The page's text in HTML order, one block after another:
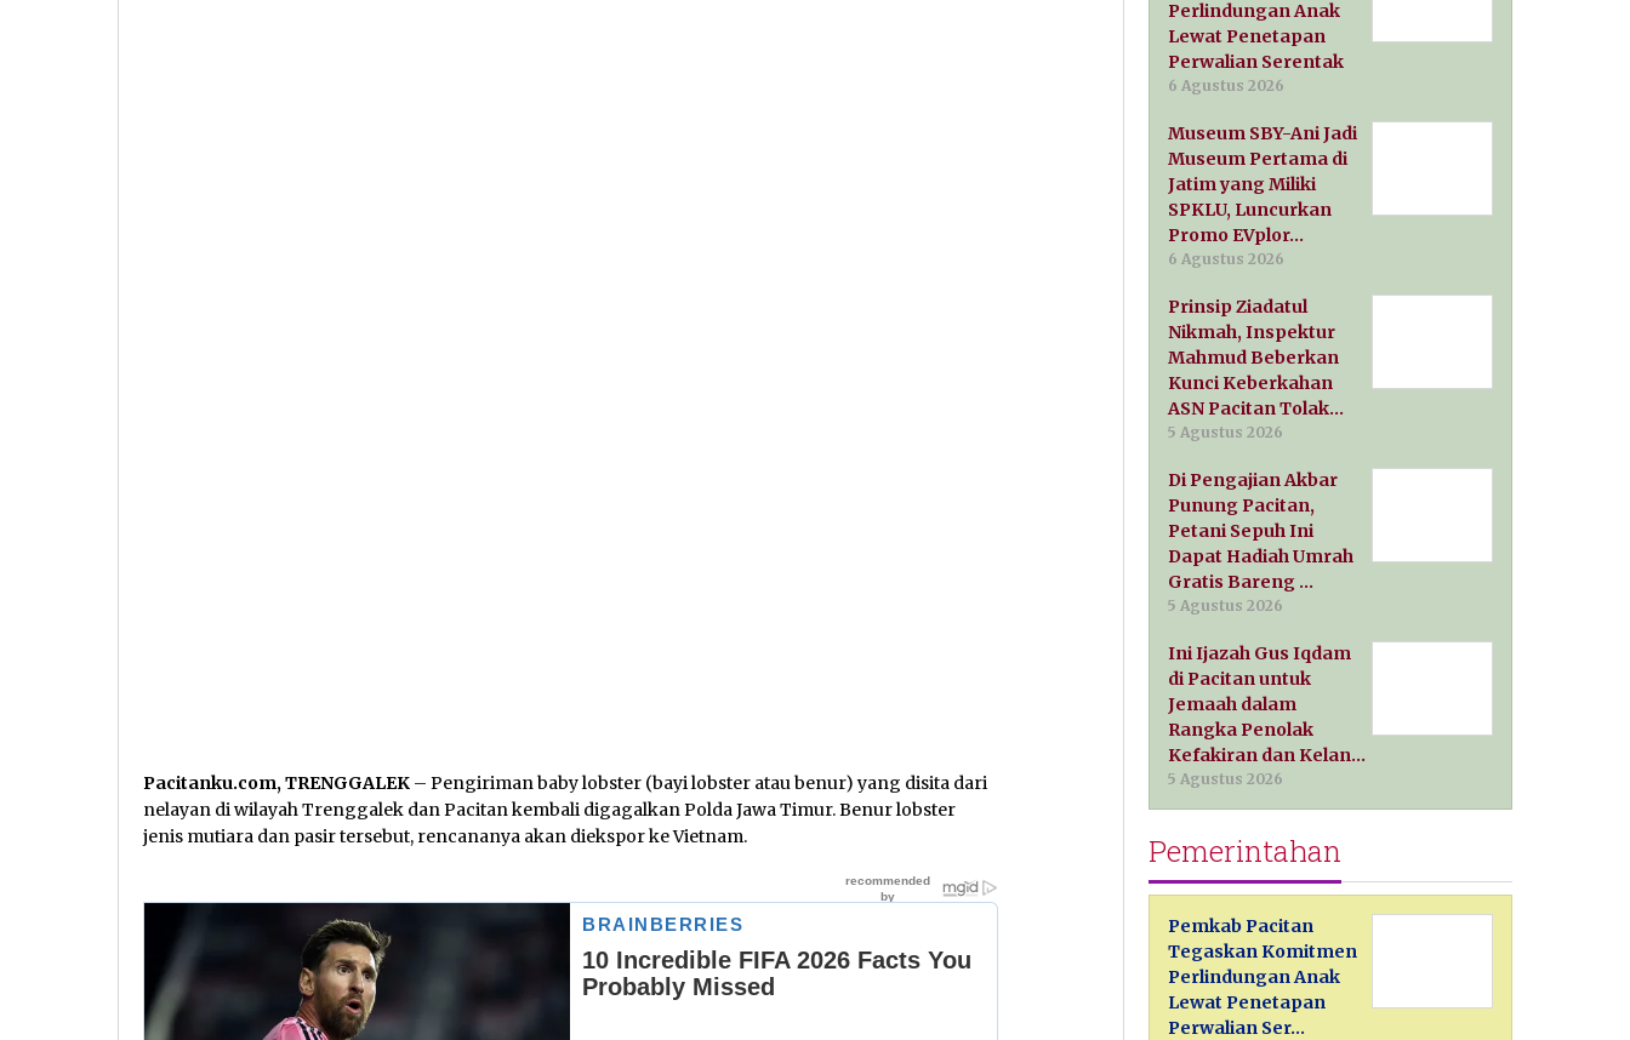
Pacitanku.com, TRENGGALEK – Pengiriman baby lobster (bayi lobster atau benur) yang disita dari
nelayan di wilayah Trenggalek dan Pacitan kembali digagalkan Polda Jawa Timur. Benur lobster
jenis mutiara dan pasir tersebut, rencananya akan diekspor ke Vietnam.
Perlindungan Anak
Lewat Penetapan
Perwalian Serentak
6 Agustus 2026
Museum SBY-Ani Jadi
Museum Pertama di
Jatim yang Miliki
SPKLU, Luncurkan
Promo EVplor…
6 Agustus 2026
Prinsip Ziadatul
Nikmah, Inspektur
Mahmud Beberkan
Kunci Keberkahan
ASN Pacitan Tolak…
5 Agustus 2026
Di Pengajian Akbar
Punung Pacitan,
Petani Sepuh Ini
Dapat Hadiah Umrah
Gratis Bareng …
5 Agustus 2026
Ini Ijazah Gus Iqdam
di Pacitan untuk
Jemaah dalam
Rangka Penolak
Kefakiran dan Kelan…
5 Agustus 2026
Pemerintahan
Pemkab Pacitan
Tegaskan Komitmen
Perlindungan Anak
Lewat Penetapan
Perwalian Ser…